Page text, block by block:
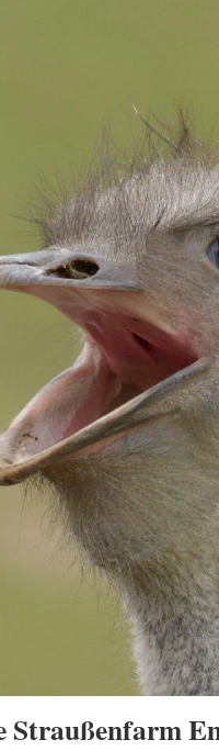
Straußenfarm